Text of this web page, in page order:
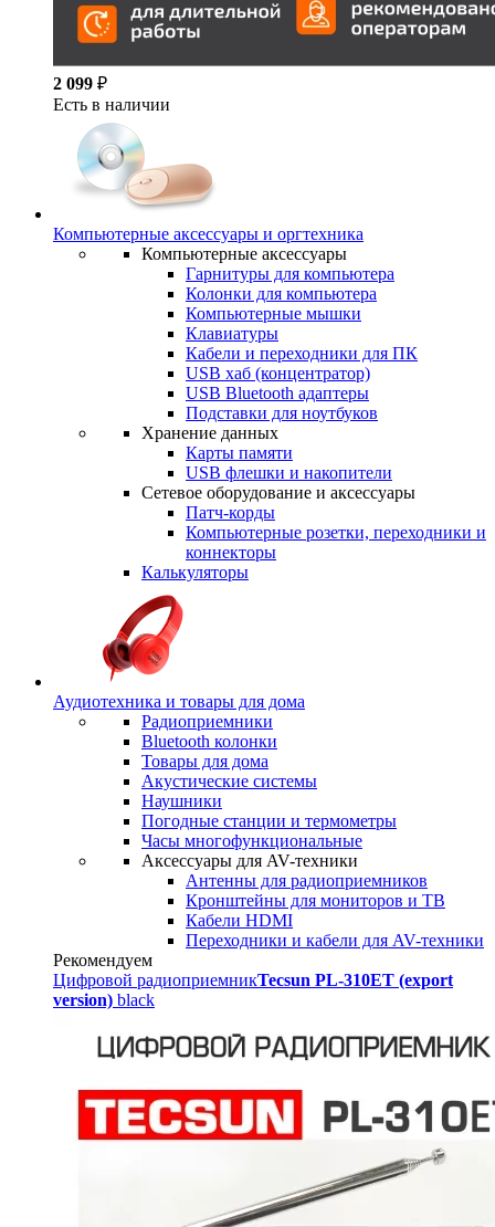
2 099 ₽
Есть в наличии
Компьютерные аксессуары и оргтехника
Компьютерные аксессуары
Гарнитуры для компьютера
Колонки для компьютера
Компьютерные мышки
Клавиатуры
Кабели и переходники для ПК
USB хаб (концентратор)
USB Bluetooth адаптеры
Подставки для ноутбуков
Хранение данных
Карты памяти
USB флешки и накопители
Сетевое оборудование и аксессуары
Патч-корды
Компьютерные розетки, переходники и
коннекторы
Калькуляторы
Аудиотехника и товары для дома
Радиоприемники
Bluetooth колонки
Товары для дома
Акустические системы
Наушники
Погодные станции и термометры
Часы многофункциональные
Аксессуары для AV-техники
Антенны для радиоприемников
Кронштейны для мониторов и ТВ
Кабели HDMI
Переходники и кабели для AV-техники
Рекомендуем
Цифровой радиоприемникTecsun PL-310ET (export
version) black